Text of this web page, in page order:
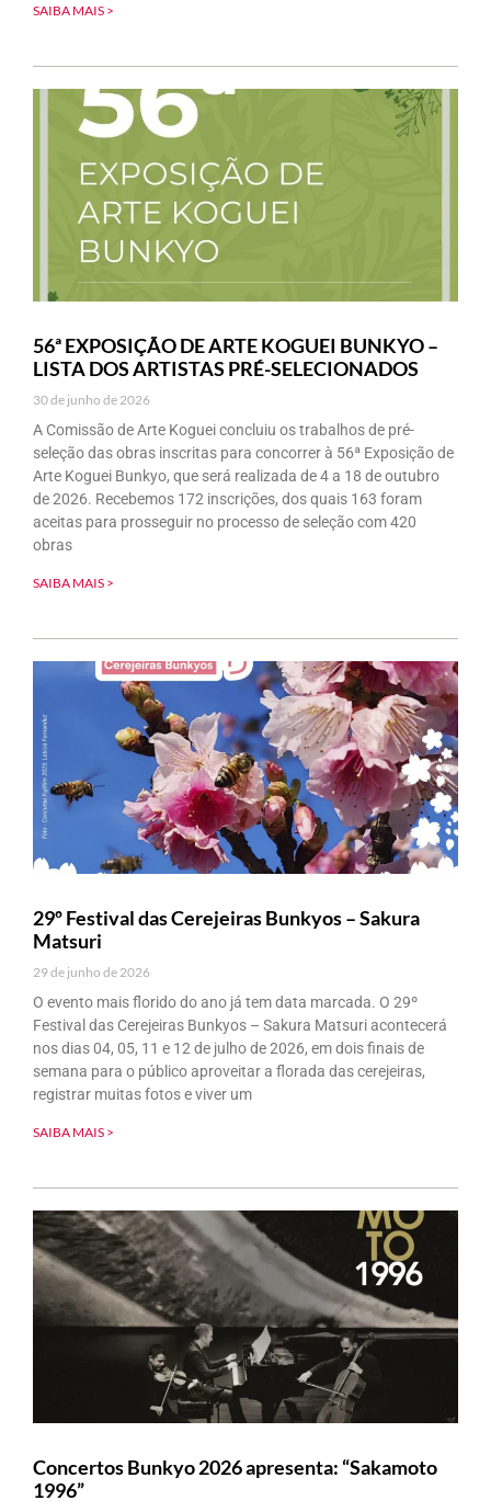
SAIBA MAIS >
56ª EXPOSIÇÃO DE ARTE KOGUEI BUNKYO –
LISTA DOS ARTISTAS PRÉ-SELECIONADOS
30 de junho de 2026
A Comissão de Arte Koguei concluiu os trabalhos de pré-
seleção das obras inscritas para concorrer à 56ª Exposição de
Arte Koguei Bunkyo, que será realizada de 4 a 18 de outubro
de 2026. Recebemos 172 inscrições, dos quais 163 foram
aceitas para prosseguir no processo de seleção com 420
obras
SAIBA MAIS >
29º Festival das Cerejeiras Bunkyos – Sakura
Matsuri
29 de junho de 2026
O evento mais florido do ano já tem data marcada. O 29º
Festival das Cerejeiras Bunkyos – Sakura Matsuri acontecerá
nos dias 04, 05, 11 e 12 de julho de 2026, em dois finais de
semana para o público aproveitar a florada das cerejeiras,
registrar muitas fotos e viver um
SAIBA MAIS >
Concertos Bunkyo 2026 apresenta: “Sakamoto
1996”